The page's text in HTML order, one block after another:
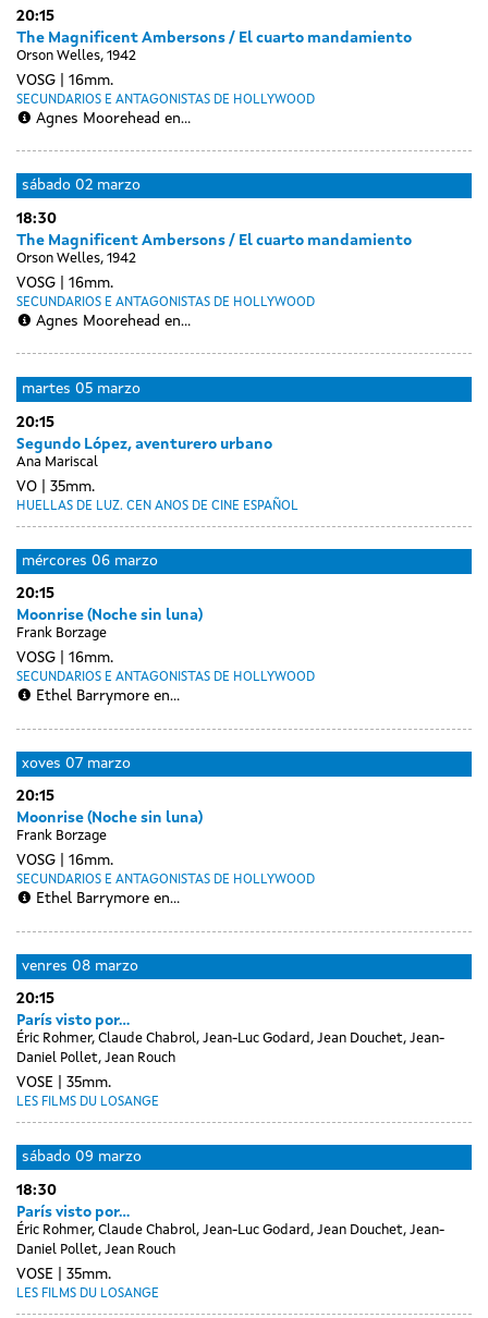
febreiro
sessions
febreiro
sessions
febreiro
sessions
febreiro
sessions
20:15
The Magnificent Ambersons / El cuarto mandamiento
Orson Welles, 1942
VOSG 16mm.
SECUNDARIOS E ANTAGONISTAS DE HOLLYWOOD
Agnes Moorehead en...
sábado 02 marzo
18:30
The Magnificent Ambersons / El cuarto mandamiento
Orson Welles, 1942
VOSG 16mm.
SECUNDARIOS E ANTAGONISTAS DE HOLLYWOOD
Agnes Moorehead en...
luns
marzo
Day
without
sessions
martes 05 marzo
20:15
Segundo López, aventurero urbano
Ana Mariscal
VO 35mm.
HUELLAS DE LUZ. CEN ANOS DE CINE ESPAÑOL
mércores 06 marzo
20:15
Moonrise (Noche sin luna)
Frank Borzage
VOSG 16mm.
SECUNDARIOS E ANTAGONISTAS DE HOLLYWOOD
Ethel Barrymore en...
xoves 07 marzo
20:15
Moonrise (Noche sin luna)
Frank Borzage
VOSG 16mm.
SECUNDARIOS E ANTAGONISTAS DE HOLLYWOOD
Ethel Barrymore en...
venres 08 marzo
20:15
París visto por...
Éric Rohmer, Claude Chabrol, Jean-Luc Godard, Jean Douchet, Jean-
Daniel Pollet, Jean Rouch
VOSE 35mm.
LES FILMS DU LOSANGE
sábado 09 marzo
18:30
París visto por...
Éric Rohmer, Claude Chabrol, Jean-Luc Godard, Jean Douchet, Jean-
Daniel Pollet, Jean Rouch
VOSE 35mm.
LES FILMS DU LOSANGE